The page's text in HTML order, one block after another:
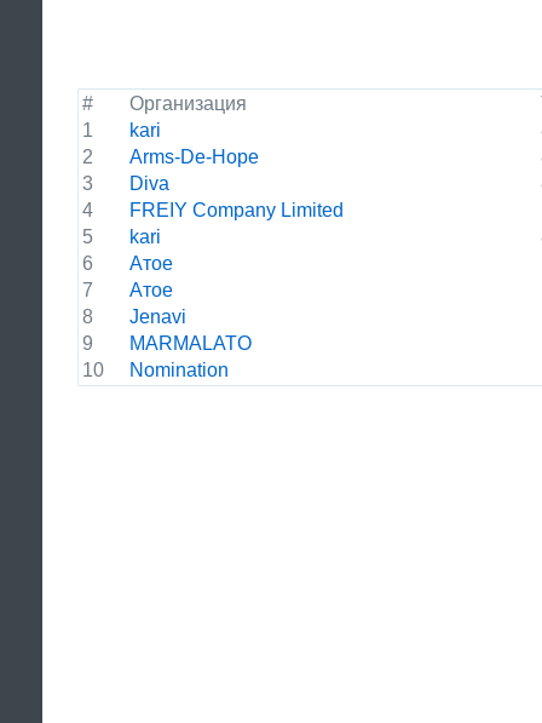
# Организация
1
kari
2
Arms-De-Hope
3
Diva
4
FREIY Company Limited
5
kari
6
Атое
7
Атое
8
Jenavi
9
MARMALATO
10
Nomination